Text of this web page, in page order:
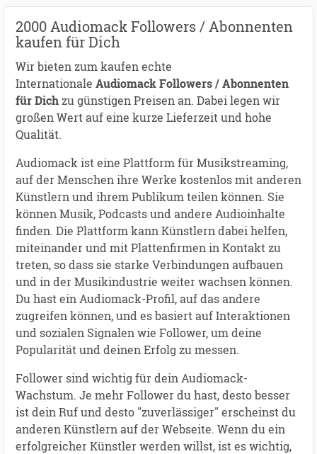
2000 Audiomack Followers / Abonnenten
kaufen für Dich
Wir bieten zum kaufen echte
Internationale Audiomack Followers / Abonnenten
für Dich zu günstigen Preisen an. Dabei legen wir
großen Wert auf eine kurze Lieferzeit und hohe
Qualität.
Audiomack ist eine Plattform für Musikstreaming,
auf der Menschen ihre Werke kostenlos mit anderen
Künstlern und ihrem Publikum teilen können. Sie
können Musik, Podcasts und andere Audioinhalte
finden. Die Plattform kann Künstlern dabei helfen,
miteinander und mit Plattenfirmen in Kontakt zu
treten, so dass sie starke Verbindungen aufbauen
und in der Musikindustrie weiter wachsen können.
Du hast ein Audiomack-Profil, auf das andere
zugreifen können, und es basiert auf Interaktionen
und sozialen Signalen wie Follower, um deine
Popularität und deinen Erfolg zu messen.
Follower sind wichtig für dein Audiomack-
Wachstum. Je mehr Follower du hast, desto besser
ist dein Ruf und desto "zuverlässiger" erscheinst du
anderen Künstlern auf der Webseite. Wenn du ein
erfolgreicher Künstler werden willst, ist es wichtig,